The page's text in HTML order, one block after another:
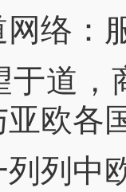
：
，
欧各
中欧